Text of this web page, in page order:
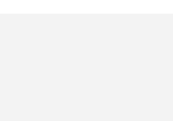
イヤ・マンゴー・ユズ・コ
ヒジキ・アオノリ・モズ
カサ・シイタケ・マイタ